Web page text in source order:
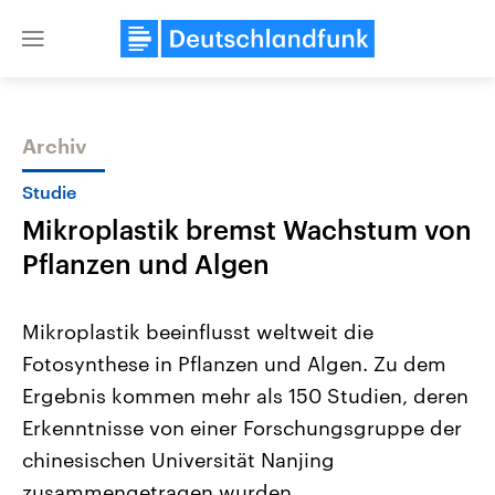
Close
Themen
Landtagswahl Sachsen-Anhalt
2026
Alle Informationen
Sachsen-Anhalt wählt am 6.
September 2026 einen neuen
Landtag. Seit 2021 wird das
Bundesland von einer Koalition aus
USA
Aktuelle Beiträge,
Hintergründe
Wirtschaftlich und
gehören die Vereinigten
den mächtigsten Ländern
Archiv
Studie
Mikroplastik bremst Wachstum von
Pflanzen und Algen
Mikroplastik beeinflusst weltweit die
Fotosynthese in Pflanzen und Algen. Zu dem
Ergebnis kommen mehr als 150 Studien, deren
Erkenntnisse von einer Forschungsgruppe der
chinesischen Universität Nanjing